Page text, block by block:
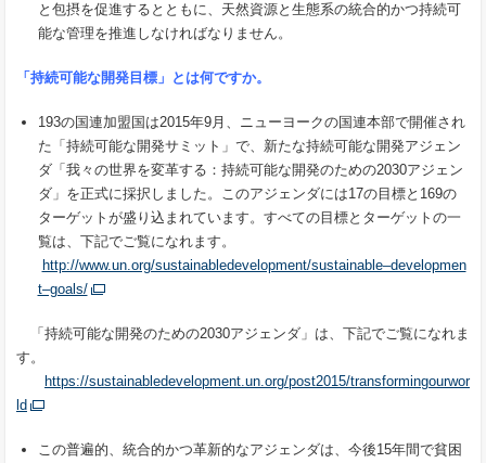
と包摂を促進するとともに、天然資源と生態系の統合的かつ持続可
能な管理を推進しなければなりません。
「持続可能な開発目標」とは何ですか。
193の国連加盟国は2015年9月、ニューヨークの国連本部で開催され
た「持続可能な開発サミット」で、新たな持続可能な開発アジェン
ダ「我々の世界を変革する：持続可能な開発のための2030アジェン
ダ」を正式に採択しました。このアジェンダには17の目標と169の
ターゲットが盛り込まれています。すべての目標とターゲットの一
覧は、下記でご覧になれます。
http://www.un.org/sustainabledevelopment/sustainable–developmen
t–goals/
「持続可能な開発のための2030アジェンダ」は、下記でご覧になれま
す。
https://sustainabledevelopment.un.org/post2015/transformingourwor
ld
この普遍的、統合的かつ革新的なアジェンダは、今後15年間で貧困